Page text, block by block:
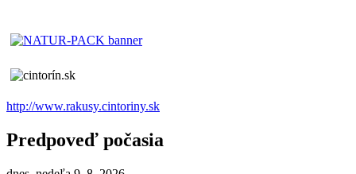
http://www.rakusy.cintoriny.sk
Predpoveď počasia